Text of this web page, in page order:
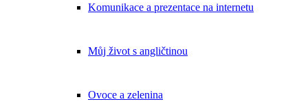
Komunikace a prezentace na internetu
Můj život s angličtinou
Ovoce a zelenina